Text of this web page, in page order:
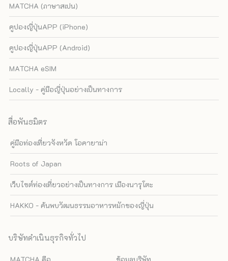
MATCHA (ภาษาสเปน)
คูปองญี่ปุ่นAPP (iPhone)
คูปองญี่ปุ่นAPP (Android)
MATCHA eSIM
Locally - คู่มือญี่ปุ่นอย่างเป็นทางการ
สื่อพันธมิตร
คู่มือท่องเที่ยวจังหวัด โอคายาม่า
Roots of Japan
เว็บไซต์ท่องเที่ยวอย่างเป็นทางการ เมืองนารุโตะ
HAKKO - ค้นพบวัฒนธรรมอาหารหมักของญี่ปุ่น
บริษัทดำเนินธุรกิจทั่วไป